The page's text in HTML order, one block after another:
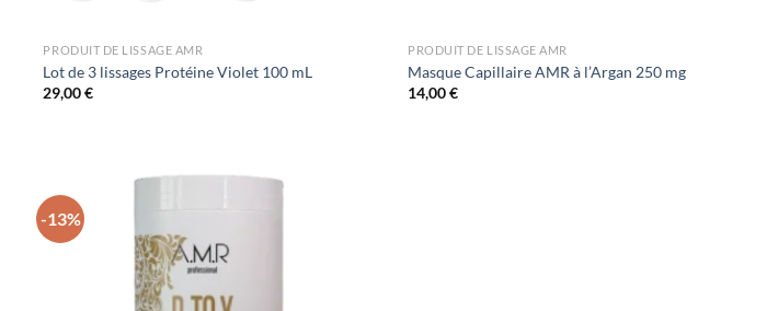
PRODUIT DE LISSAGE AMR
Lot de 3 lissages Protéine Violet 100 mL
29,00€
PRODUIT DE LISSAGE AMR
Masque Capillaire AMR à l’Argan 250 mg
14,00€
-13%